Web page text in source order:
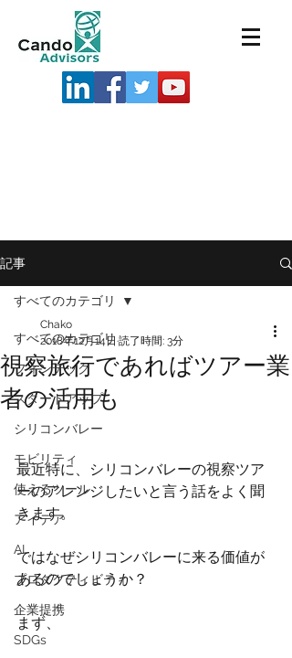
記事
すべてのカテゴリ
フィンテック
スタートアップ
シリコンバレー
モビリティ
使えるツール
アイデア
AI
プロダクティビティ
企業提携
SDGs
すべてのカテゴリ
視察旅行であればツアー業
者の活用も
Chako
2018年12月14日 読了時間: 3分
最近特に、シリコンバレーの視察ツア
ーのアレンジしたいと言う話をよく聞
きます。
ではなぜシリコンバレーに来る価値が
あるのでしょうか？
まず、